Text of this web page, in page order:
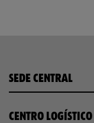
SEDE CENTRAL
CENTRO